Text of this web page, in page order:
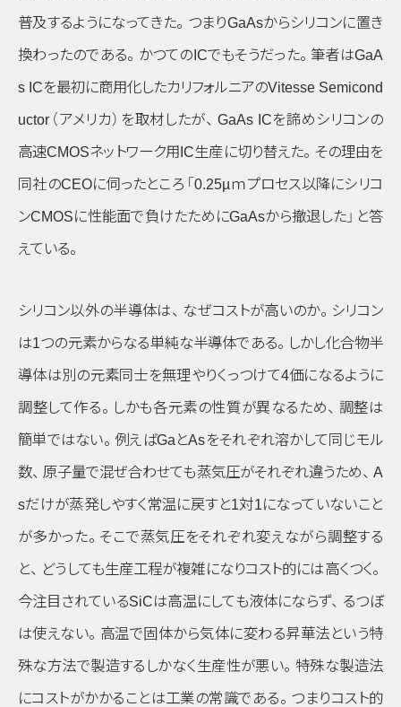
普及するようになってきた。 つまりGaAsからシリコンに置き
換わったのである。 かつてのICでもそうだった。 筆者はGaA
s ICを最初に商用化したカリフォルニアのVitesse Semicond
uctor （アメリカ） を取材したが、 GaAs ICを諦めシリコンの
高速CMOSネットワーク用IC生産に切り替えた。 その理由を
同社のCEOに伺ったところ 「0.25µｍプロセス以降にシリコ
ンCMOSに性能面で負けたためにGaAsから撤退した」 と答
えている。
シリコン以外の半導体は、 なぜコストが高いのか。 シリコン
は1つの元素からなる単純な半導体である。 しかし化合物半
導体は別の元素同士を無理やりくっつけて4価になるように
調整して作る。 しかも各元素の性質が異なるため、 調整は
簡単ではない。 例えばGaとAsをそれぞれ溶かして同じモル
数、 原子量で混ぜ合わせても蒸気圧がそれぞれ違うため、 A
sだけが蒸発しやすく常温に戻すと1対1になっていないこと
が多かった。 そこで蒸気圧をそれぞれ変えながら調整する
と、 どうしても生産工程が複雑になりコスト的には高くつく。
今注目されているSiCは高温にしても液体にならず、 るつぼ
は使えない。 高温で固体から気体に変わる昇華法という特
殊な方法で製造するしかなく生産性が悪い。 特殊な製造法
にコストがかかることは工業の常識である。 つまりコスト的